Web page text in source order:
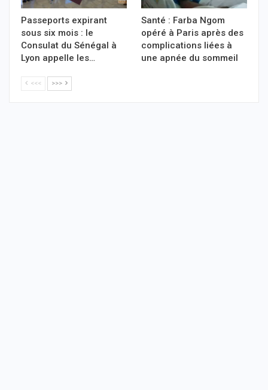
Passeports expirant
sous six mois : le
Consulat du Sénégal à
Lyon appelle les…
Santé : Farba Ngom
opéré à Paris après des
complications liées à
une apnée du sommeil
<<< >>>